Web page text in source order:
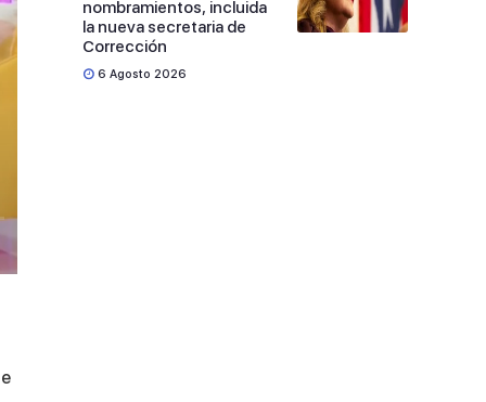
nombramientos, incluida
la nueva secretaria de
Corrección
6 Agosto 2026